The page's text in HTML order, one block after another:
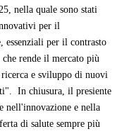
nella quale sono stati
per il
essenziali per il contrasto
rende il mercato più
e sviluppo di nuovi
In chiusura, il presiente
nell'innovazione e nella
di salute sempre più